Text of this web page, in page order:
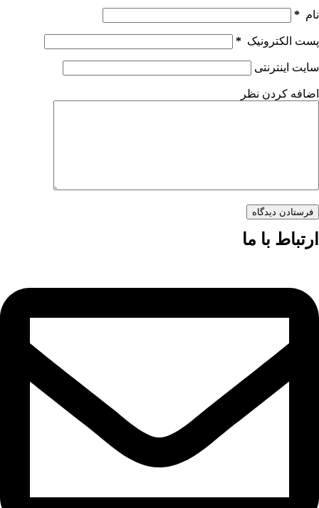
نام *
پست الکترونیک *
سایت اینترنتی
اضافه کردن نظر
فرستادن دیدگاه
ارتباط با ما